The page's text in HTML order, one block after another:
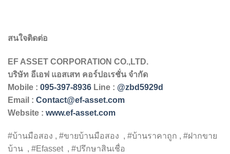
สนใจติดต่อ
EF ASSET CORPORATION CO.,LTD.
บริษัท อีเอฟ แอสเสท คอร์ปอเรชั่น จำกัด
Mobile : 095-397-8936 Line : @zbd5929d
Email : Contact@ef-asset.com
Website : www.ef-asset.com
#บ้านมือสอง , #ขายบ้านมือสอง , #บ้านราคาถูก , #ฝากขาย
บ้าน , #Efasset , #ปรึกษาสินเชื่อ